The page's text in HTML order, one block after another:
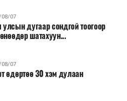
08/07
дугаар сондгой тоогоор
шатахуун...
08/07
өдөртөө 30 хэм дулаан